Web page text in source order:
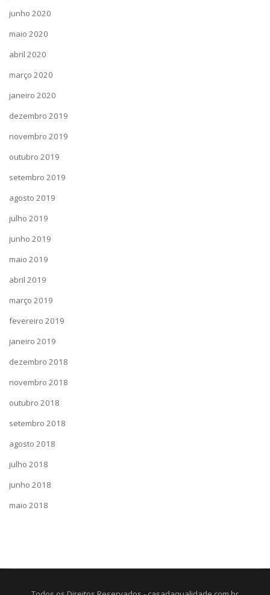
junho 2020
maio 2020
abril 2020
março 2020
janeiro 2020
dezembro 2019
novembro 2019
outubro 2019
setembro 2019
agosto 2019
julho 2019
junho 2019
maio 2019
abril 2019
março 2019
fevereiro 2019
janeiro 2019
dezembro 2018
novembro 2018
outubro 2018
setembro 2018
agosto 2018
julho 2018
junho 2018
maio 2018